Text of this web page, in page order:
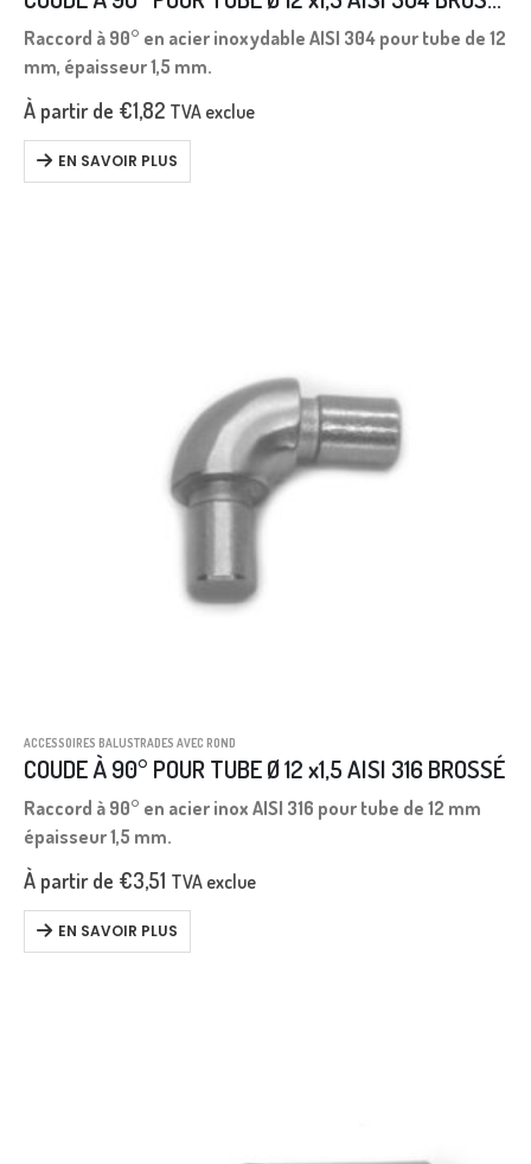
Raccord à 90° en acier inoxydable AISI 304 pour tube de 12
mm, épaisseur 1,5 mm.
À partir de €1,82 TVA exclue
EN SAVOIR PLUS
ACCESSOIRES BALUSTRADES AVEC ROND
COUDE À 90° POUR TUBE Ø 12 x1,5 AISI 316 BROSSÉ
Raccord à 90° en acier inox AISI 316 pour tube de 12 mm
épaisseur 1,5 mm.
À partir de €3,51 TVA exclue
EN SAVOIR PLUS